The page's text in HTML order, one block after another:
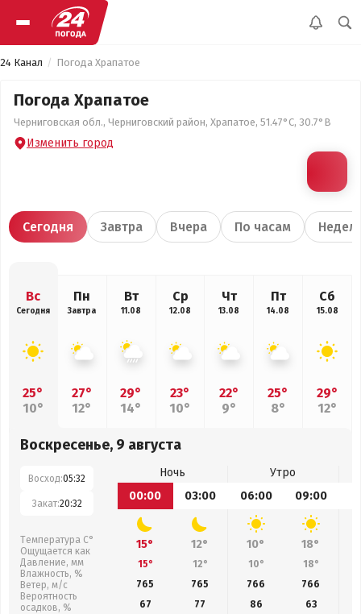
24 Канал Погода Храпатое
Погода Храпатое
Черниговская обл., Черниговский район, Храпатое, 51.47°С, 30.7°В
Изменить город
Сегодня Завтра Вчера По часам
Вс
Сегодня
25°
10°
Пн
Завтра
27°
12°
Вт
11.08
29°
14°
Ср
12.08
23°
10°
Чт
13.08
22°
9°
Пт
14.08
25°
8°
Сб
15.08
29°
12°
Воскресенье, 9 августа
Восход:05:32
Закат:20:32
Температура С°
Ощущается как
Давление, мм
Влажность, %
Ветер, м/с
Вероятность
осадков, %
Ночь
Утро
00:00
03:00 06:00 09:00
15° 12° 10° 18°
15° 12° 10° 18°
765
765 766 766
67
77 86 63